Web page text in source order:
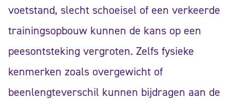
voetstand, slecht schoeisel of een verkeerde
trainingsopbouw kunnen de kans op een
peesontsteking vergroten. Zelfs fysieke
kenmerken zoals overgewicht of
beenlengteverschil kunnen bijdragen aan de